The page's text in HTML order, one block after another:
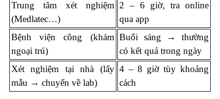
Trung tâm xét nghiệm
(Medlatec…)
2 – 6 giờ, tra online
qua app
Bệnh viện công (khám
ngoại trú)
Buổi sáng → thường
có kết quả trong ngày
Xét nghiệm tại nhà (lấy
mẫu → chuyển về lab)
4 – 8 giờ tùy khoảng
cách